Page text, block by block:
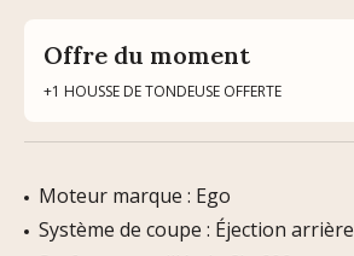
Offre du moment
+1 HOUSSE DE TONDEUSE OFFERTE
Moteur marque : Ego
Système de coupe : Éjection arrière